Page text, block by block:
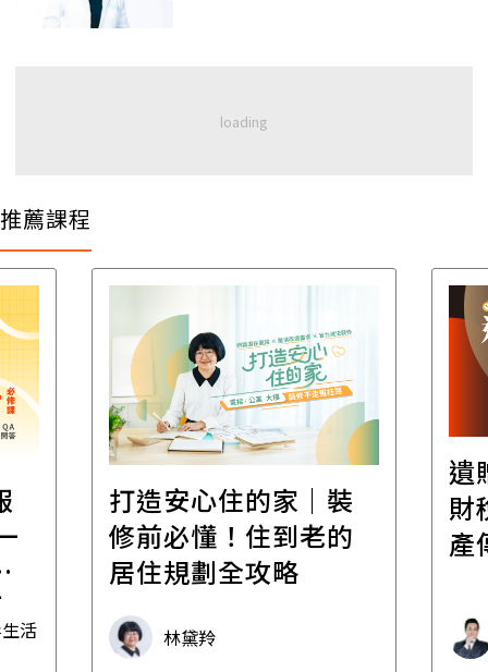
推薦課程
活
打造安心住的家｜裝
修前必懂！住到老的
居住規劃全攻略
林黛羚
遺
財
產